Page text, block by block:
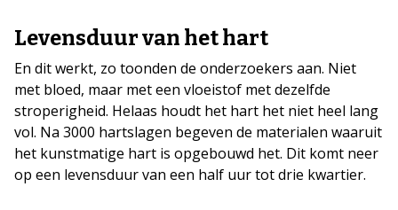
Levensduur van het hart
En dit werkt, zo toonden de onderzoekers aan. Niet
met bloed, maar met een vloeistof met dezelfde
stroperigheid. Helaas houdt het hart het niet heel lang
vol. Na 3000 hartslagen begeven de materialen waaruit
het kunstmatige hart is opgebouwd het. Dit komt neer
op een levensduur van een half uur tot drie kwartier.